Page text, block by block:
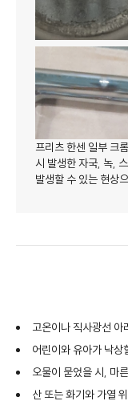
프리츠 한센 일부 크
시 발생한 자국, 녹,
발생할 수 있는 현상
고온이나 직사광선 아
어린이와 유아가 낙상
오물이 묻었을 시, 마
산 또는 화기와 가열